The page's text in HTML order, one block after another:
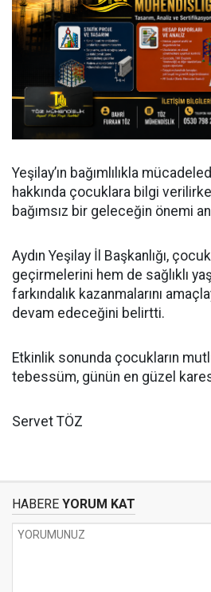
Yeşilay’ın bağımlılıkla
hakkında çocuklara bilgi
bağımsız bir geleceğin önemi
Aydın Yeşilay İl Başkanlığı,
geçirmelerini hem de sağlıklı
farkındalık kazanmalarını
devam edeceğini belirtti.
Etkinlik sonunda çocukların
tebessüm, günün en güzel
Servet TÖZ
HABERE YORUM KAT